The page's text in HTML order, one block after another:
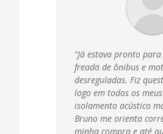
“Já estava pronto
freada de ônibus e
desreguladas. Fiz
logo em todos os
isolamento acústico
Bruno me orienta
minha compra e até